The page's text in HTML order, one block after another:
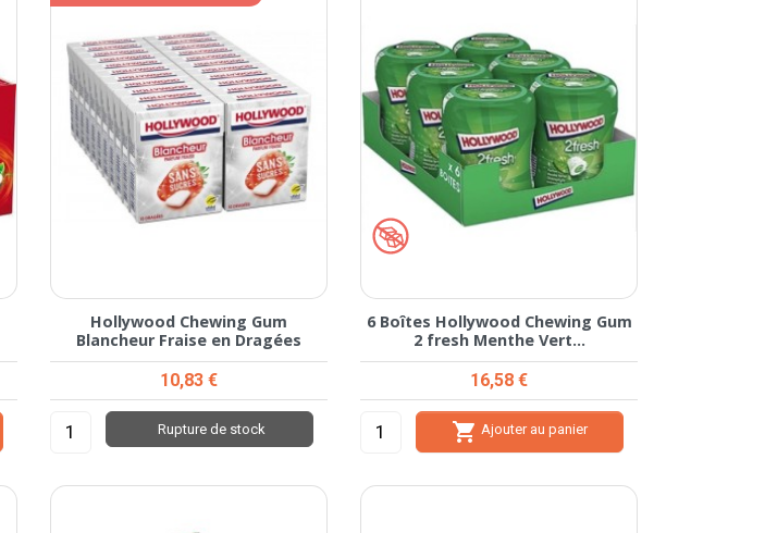
Hollywood Chewing Gum
Blancheur Fraise en Dragées
Prix
10,83 €
Rupture de stock
6 Boîtes Hollywood Chewing Gum
2 fresh Menthe Vert...
Prix
16,58 €
 Ajouter au panier